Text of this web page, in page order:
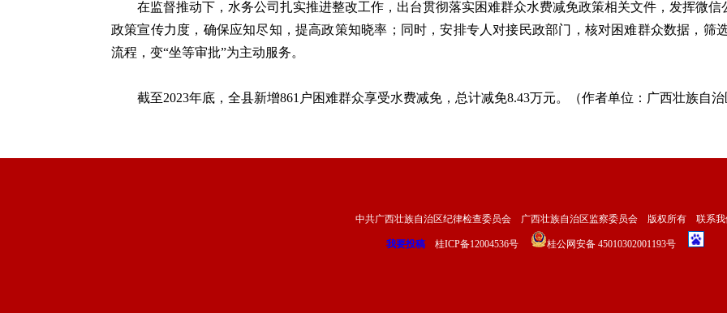
在监督推动下，水务公司扎实推进整改工作，出台贯彻落实困难群众水费减免政策相关文件，发挥微信
政策宣传力度，确保应知尽知，提高政策知晓率；同时，安排专人对接民政部门，核对困难群众数据，筛
流程，变“坐等审批”为主动服务。
截至2023年底，全县新增861户困难群众享受水费减免，总计减免8.43万元。（作者单位：广西壮族自
中共广西壮族自治区纪律检查委员会 广西壮族自治区监察委员会 版权所有 联系
我要投稿 桂ICP备12004536号 桂公网安备 45010302001193号